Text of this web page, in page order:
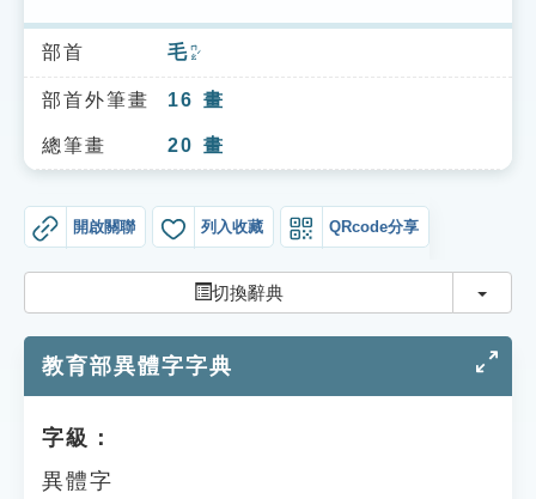
索引選單
知識索引
單字索引
貓頭鷹博士
部首 毛ㄇㄠˊ
部首外筆畫 16 畫
總筆畫 20 畫
開啟關聯 列入收藏 QRcode分享
切換辭典 切換
教育部異體字字典
字級：
異體字